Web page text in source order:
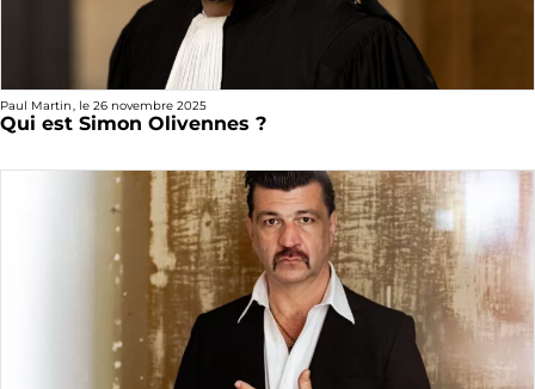
Paul Martin, le 26 novembre 2025
Qui est Simon Olivennes ?